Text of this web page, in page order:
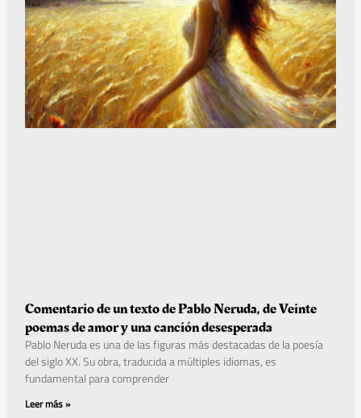
Comentario de un texto de Pablo Neruda, de Veinte
poemas de amor y una canción desesperada
Pablo Neruda es una de las figuras más destacadas de la poesía
del siglo XX. Su obra, traducida a múltiples idiomas, es
fundamental para comprender
Leer más »